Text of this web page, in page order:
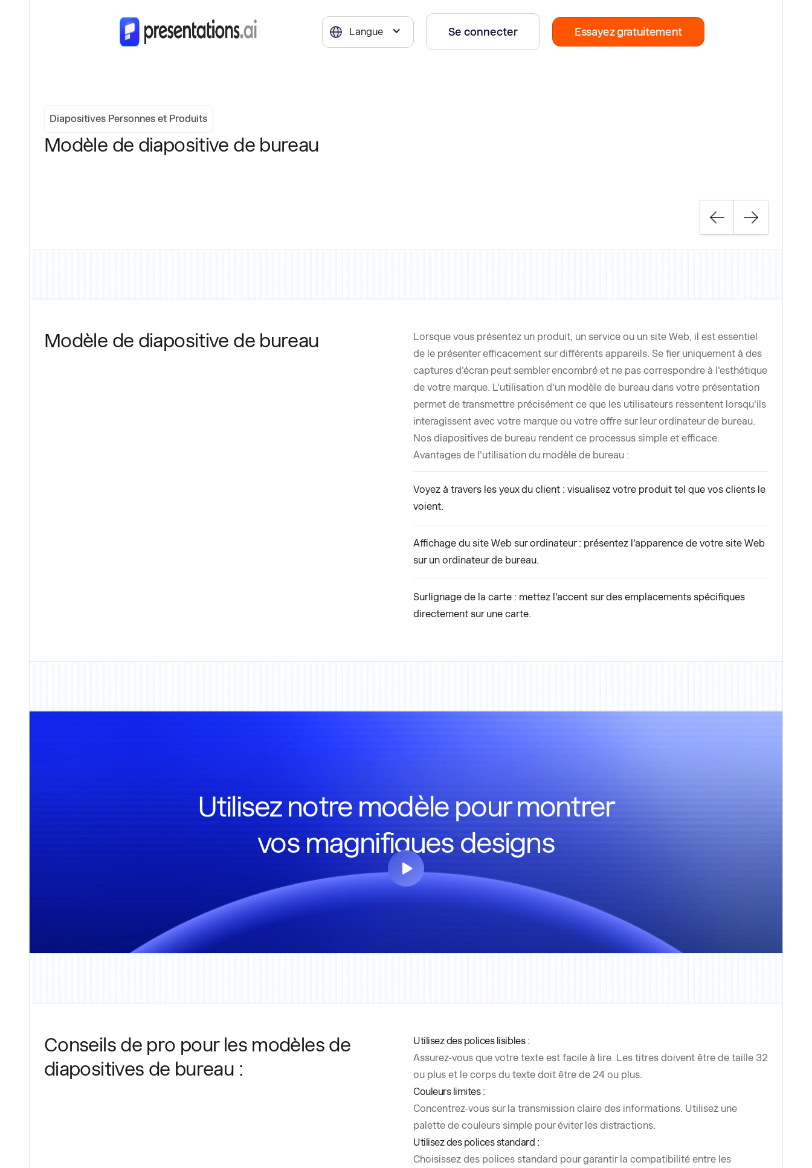
Langue Se connecter Essayez gratuitement
Diapositives Personnes et Produits
Modèle de diapositive de bureau
Modèle de diapositive de bureau
Lorsque vous présentez un produit, un service ou un site Web, il est essentiel
de le présenter efficacement sur différents appareils. Se fier uniquement à des
captures d'écran peut sembler encombré et ne pas correspondre à l'esthétique
de votre marque. L'utilisation d'un modèle de bureau dans votre présentation
permet de transmettre précisément ce que les utilisateurs ressentent lorsqu'ils
interagissent avec votre marque ou votre offre sur leur ordinateur de bureau.
Nos diapositives de bureau rendent ce processus simple et efficace.
Avantages de l'utilisation du modèle de bureau :
Voyez à travers les yeux du client : visualisez votre produit tel que vos clients le
voient.
Affichage du site Web sur ordinateur : présentez l'apparence de votre site Web
sur un ordinateur de bureau.
Surlignage de la carte : mettez l'accent sur des emplacements spécifiques
directement sur une carte.
Utilisez notre modèle pour montrer
vos magnifiques designs
Conseils de pro pour les modèles de
diapositives de bureau :
Utilisez des polices lisibles :
Assurez-vous que votre texte est facile à lire. Les titres doivent être de taille 32
ou plus et le corps du texte doit être de 24 ou plus.
Couleurs limites :
Concentrez-vous sur la transmission claire des informations. Utilisez une
palette de couleurs simple pour éviter les distractions.
Utilisez des polices standard :
Choisissez des polices standard pour garantir la compatibilité entre les